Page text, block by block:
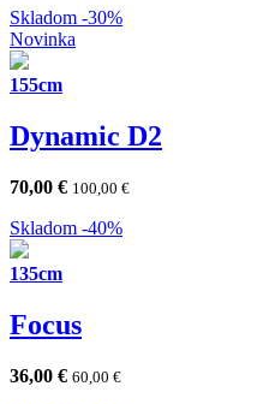
Skladom -30%
Novinka
155cm
Dynamic D2
70,00 € 100,00 €
Skladom -40%
135cm
Focus
36,00 € 60,00 €